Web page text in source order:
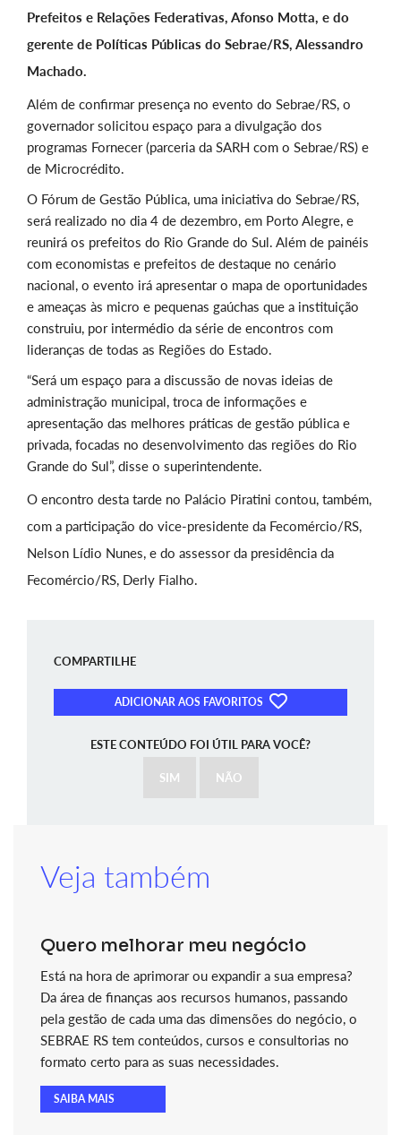
Prefeitos e Relações Federativas, Afonso Motta, e do
gerente de Políticas Públicas do Sebrae/RS, Alessandro
Machado.
Além de confirmar presença no evento do Sebrae/RS, o
governador solicitou espaço para a divulgação dos
programas Fornecer (parceria da SARH com o Sebrae/RS) e
de Microcrédito.
O Fórum de Gestão Pública, uma iniciativa do Sebrae/RS,
será realizado no dia 4 de dezembro, em Porto Alegre, e
reunirá os prefeitos do Rio Grande do Sul. Além de painéis
com economistas e prefeitos de destaque no cenário
nacional, o evento irá apresentar o mapa de oportunidades
e ameaças às micro e pequenas gaúchas que a instituição
construiu, por intermédio da série de encontros com
lideranças de todas as Regiões do Estado.
“Será um espaço para a discussão de novas ideias de
administração municipal, troca de informações e
apresentação das melhores práticas de gestão pública e
privada, focadas no desenvolvimento das regiões do Rio
Grande do Sul”, disse o superintendente.
O encontro desta tarde no Palácio Piratini contou, também,
com a participação do vice-presidente da Fecomércio/RS,
Nelson Lídio Nunes, e do assessor da presidência da
Fecomércio/RS, Derly Fialho.
COMPARTILHE
ADICIONAR AOS FAVORITOS
ESTE CONTEÚDO FOI ÚTIL PARA VOCÊ?
SIM NÃO
Veja também
Quero melhorar meu negócio
Está na hora de aprimorar ou expandir a sua empresa?
Da área de finanças aos recursos humanos, passando
pela gestão de cada uma das dimensões do negócio, o
SEBRAE RS tem conteúdos, cursos e consultorias no
formato certo para as suas necessidades.
SAIBA MAIS